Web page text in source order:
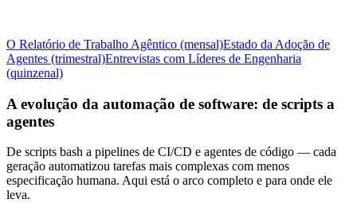
O Relatório de Trabalho Agêntico (mensal)Estado da Adoção de
Agentes (trimestral)Entrevistas com Líderes de Engenharia
(quinzenal)
A evolução da automação de software: de scripts a
agentes
De scripts bash a pipelines de CI/CD e agentes de código — cada
geração automatizou tarefas mais complexas com menos
especificação humana. Aqui está o arco completo e para onde ele
leva.